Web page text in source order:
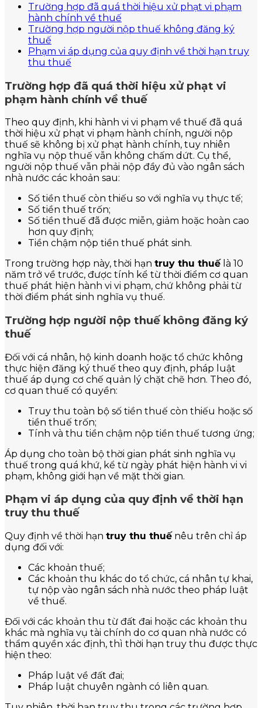
Trường hợp đã quá thời hiệu xử phạt vi phạm
hành chính về thuế
Trường hợp người nộp thuế không đăng ký
thuế
Phạm vi áp dụng của quy định về thời hạn truy
thu thuế
Trường hợp đã quá thời hiệu xử phạt vi
phạm hành chính về thuế
Theo quy định, khi hành vi vi phạm về thuế đã quá
thời hiệu xử phạt vi phạm hành chính, người nộp
thuế sẽ không bị xử phạt hành chính, tuy nhiên
nghĩa vụ nộp thuế vẫn không chấm dứt. Cụ thể,
người nộp thuế vẫn phải nộp đầy đủ vào ngân sách
nhà nước các khoản sau:
Số tiền thuế còn thiếu so với nghĩa vụ thực tế;
Số tiền thuế trốn;
Số tiền thuế đã được miễn, giảm hoặc hoàn cao
hơn quy định;
Tiền chậm nộp tiền thuế phát sinh.
Trong trường hợp này, thời hạn truy thu thuế là 10
năm trở về trước, được tính kể từ thời điểm cơ quan
thuế phát hiện hành vi vi phạm, chứ không phải từ
thời điểm phát sinh nghĩa vụ thuế.
Trường hợp người nộp thuế không đăng ký
thuế
Đối với cá nhân, hộ kinh doanh hoặc tổ chức không
thực hiện đăng ký thuế theo quy định, pháp luật
thuế áp dụng cơ chế quản lý chặt chẽ hơn. Theo đó,
cơ quan thuế có quyền:
Truy thu toàn bộ số tiền thuế còn thiếu hoặc số
tiền thuế trốn;
Tính và thu tiền chậm nộp tiền thuế tương ứng;
Áp dụng cho toàn bộ thời gian phát sinh nghĩa vụ
thuế trong quá khứ, kể từ ngày phát hiện hành vi vi
phạm, không giới hạn về mặt thời gian.
Phạm vi áp dụng của quy định về thời hạn
truy thu thuế
Quy định về thời hạn truy thu thuếnêu trên chỉ áp
dụng đối với:
Các khoản thuế;
Các khoản thu khác do tổ chức, cá nhân tự khai,
tự nộp vào ngân sách nhà nước theo pháp luật
về thuế.
Đối với các khoản thu từ đất đai hoặc các khoản thu
khác mà nghĩa vụ tài chính do cơ quan nhà nước có
thẩm quyền xác định, thì thời hạn truy thu được thực
hiện theo:
Pháp luật về đất đai;
Pháp luật chuyên ngành có liên quan.